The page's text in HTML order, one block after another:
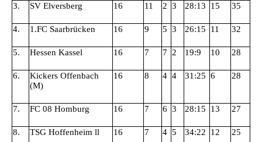
3. SV Elversberg 16 11 2 3 28:13 15 35
4. 1.FC Saarbrücken 16 9 5 3 26:15 11 32
5. Hessen Kassel 16 7 7 2 19:9 10 28
6.
Kickers Offenbach
(M)
16 8 4 4 31:25 6 28
7. FC 08 Homburg 16 7 6 3 28:15 13 27
8. TSG Hoffenheim ll 16 7 4 5 34:22 12 25